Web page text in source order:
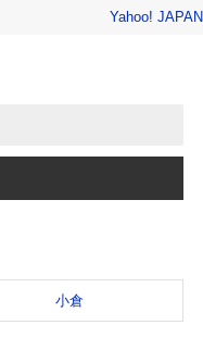
Yahoo! JAPAN
小倉